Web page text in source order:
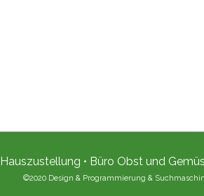
Hauszustellung • Büro Obst und
©2020 Design & Programmierung &